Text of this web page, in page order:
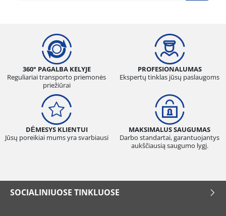
360° PAGALBA KELYJE
Reguliariai transporto priemonės
priežiūrai
PROFESIONALUMAS
Ekspertų tinklas jūsų paslaugoms
DĖMESYS KLIENTUI
Jūsų poreikiai mums yra svarbiausi
MAKSIMALUS SAUGUMAS
Darbo standartai, garantuojantys
aukščiausią saugumo lygį.
SOCIALINIUOSE TINKLUOSE